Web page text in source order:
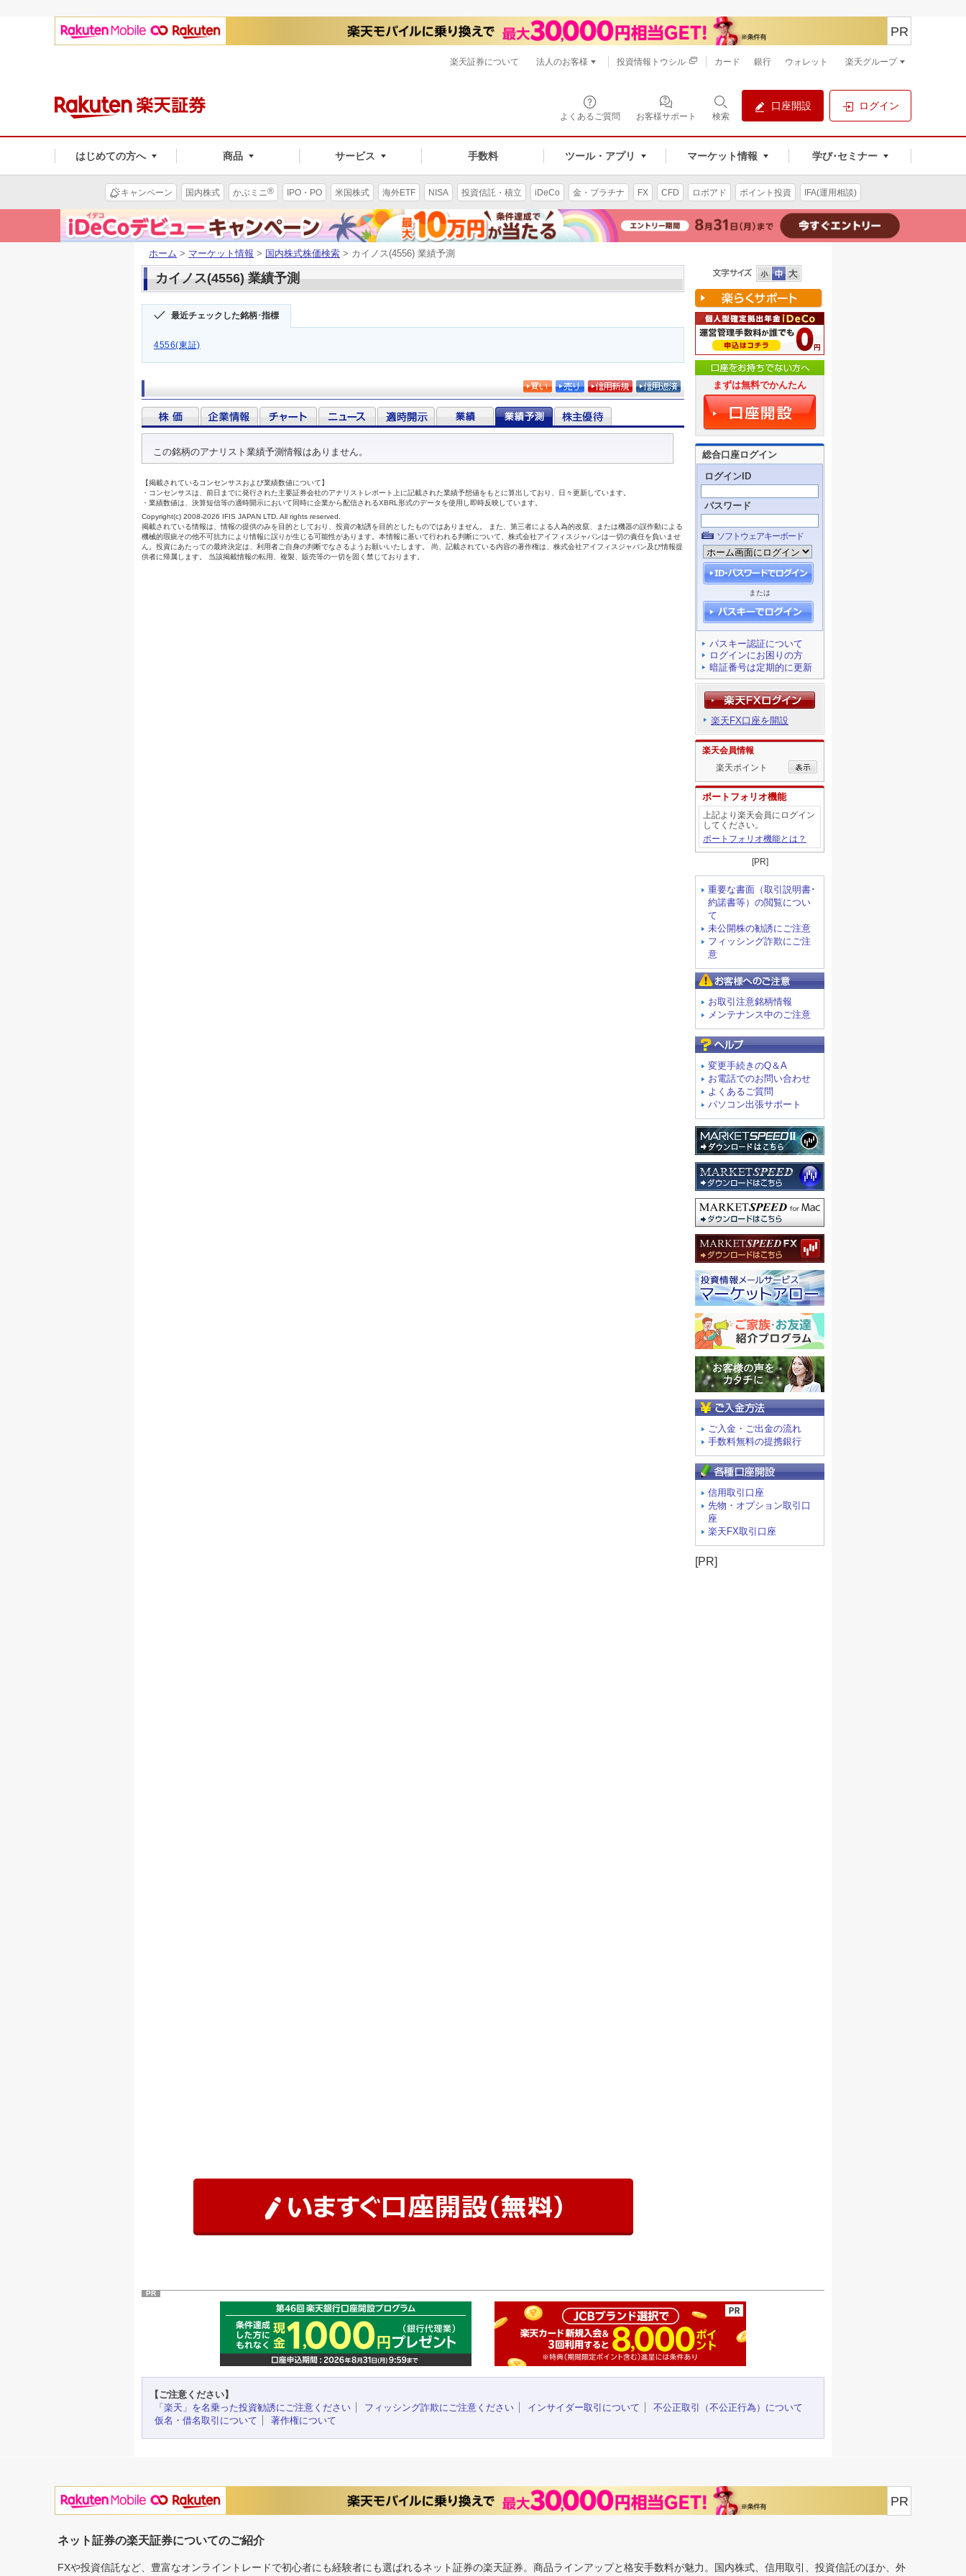
よくあるご質問 お客様サポート 検索
口座開設 ログイン
はじめての方へ 商品 サービス 手数料 ツール・アプリ マーケット情報 学び･セミナー
PR
楽天証券について 法人のお客様 投資情報トウシル カード 銀行 ウォレット 楽天グループ
キャンペーン 国内株式 かぶミニ® IPO・PO 米国株式 海外ETF NISA 投資信託・積立 iDeCo 金・プラチナ FX CFD ロボアド ポイント投資 IFA(運用相談)
ホーム > マーケット情報 > 国内株式株価検索 > カイノス(4556) 業績予測
カイノス(4556) 業績予測
最近チェックした銘柄･指標
4556(東証)
まずは無料でかんたん
総合口座ログイン
ログインID
パスワード
ソフトウェアキーボード
または
パスキー認証について
ログインにお困りの方
暗証番号は定期的に更新
楽天FX口座を開設
楽天会員情報
楽天ポイント
ポートフォリオ機能
上記より楽天会員にログイン
してください。
ポートフォリオ機能とは？
[PR]
重要な書面（取引説明書･
約諾書等）の閲覧につい
て
未公開株の勧誘にご注意
フィッシング詐欺にご注
意
お取引注意銘柄情報
メンテナンス中のご注意
変更手続きのQ＆A
お電話でのお問い合わせ
よくあるご質問
パソコン出張サポート
ご入金・ご出金の流れ
手数料無料の提携銀行
信用取引口座
先物・オプション取引口
座
楽天FX取引口座
[PR]
PR
【ご注意ください】
「楽天」を名乗った投資勧誘にご注意ください
フィッシング詐欺にご注意ください インサイダー取引について
不公正取引（不公正行為）について
仮名・借名取引について
著作権について
PR
ネット証券の楽天証券についてのご紹介
FXや投資信託など、豊富なオンライントレードで初心者にも経験者にも選ばれるネット証券の楽天証券。商品ラインアップと格安手数料が魅力。国内株式、信用取引、投資信託のほか、外